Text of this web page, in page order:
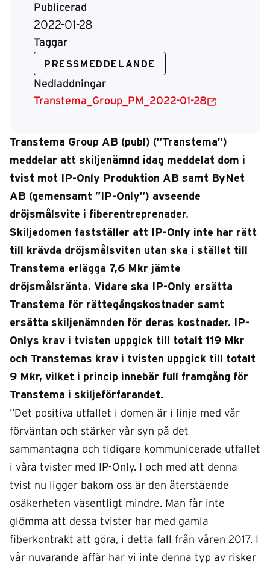
Publicerad
2022-01-28
Taggar
PRESSMEDDELANDE
Nedladdningar
Transtema_Group_PM_2022-01-28
Transtema Group AB (publ) (”Transtema”)
meddelar att skiljenämnd idag meddelat dom i
tvist mot IP-Only Produktion AB samt ByNet
AB (gemensamt ”IP-Only”) avseende
dröjsmålsvite i fiberentreprenader.
Skiljedomen fastställer att IP-Only inte har rätt
till krävda dröjsmålsviten utan ska i stället till
Transtema erlägga 7,6 Mkr jämte
dröjsmålsränta. Vidare ska IP-Only ersätta
Transtema för rättegångskostnader samt
ersätta skiljenämnden för deras kostnader. IP-
Onlys krav i tvisten uppgick till totalt 119 Mkr
och Transtemas krav i tvisten uppgick till totalt
9 Mkr, vilket i princip innebär full framgång för
Transtema i skiljeförfarandet.
”Det positiva utfallet i domen är i linje med vår
förväntan och stärker vår syn på det
sammantagna och tidigare kommunicerade utfallet
i våra tvister med IP-Only. I och med att denna
tvist nu ligger bakom oss är den återstående
osäkerheten väsentligt mindre. Man får inte
glömma att dessa tvister har med gamla
fiberkontrakt att göra, i detta fall från våren 2017. I
vår nuvarande affär har vi inte denna typ av risker